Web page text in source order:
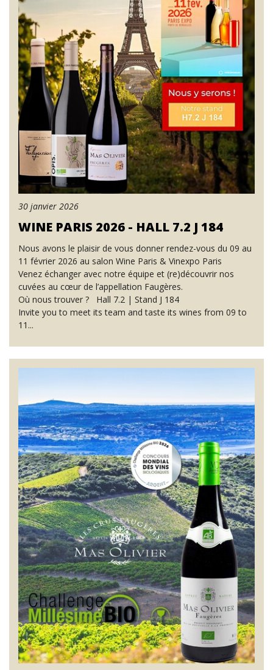
30 janvier 2026
WINE PARIS 2026 - HALL 7.2 J 184
Nous avons le plaisir de vous donner rendez-vous du 09 au
11 février 2026 au salon Wine Paris & Vinexpo Paris
Venez échanger avec notre équipe et (re)découvrir nos
cuvées au cœur de l’appellation Faugères.
Où nous trouver ? Hall 7.2 | Stand J 184
Invite you to meet its team and taste its wines from 09 to
11...